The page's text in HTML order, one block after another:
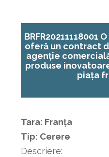
BRFR20211118001
oferă un contract
agenție
produse
piața
Tara: Franța
Tip: Cerere
Descriere: